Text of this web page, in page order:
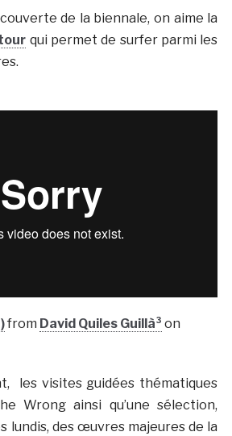
de la biennale, on aime la
qui permet de surfer parmi les
from David Quiles Guillà³ on
les visites guidées thématiques
Wrong ainsi qu’une sélection,
lundis, des œuvres majeures de la